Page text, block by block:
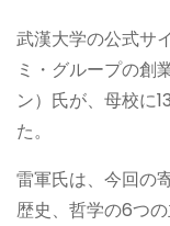
武漢大学の公式サ
ミ・グループの創
ン）氏が、母校に
た。
雷軍氏は、今回の
歴史、哲学の6つ